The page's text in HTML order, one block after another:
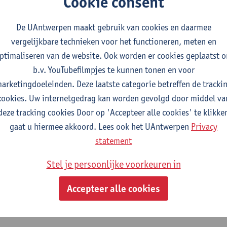
in anesthesie-reanimatie, deel 1
geneeskunde: anesthesie-reanimatie
in anesthesie-reanimatie, deel 1
geneeskunde: anesthesie-reanimatie
vermogen in anesthesie-
geneeskunde: anesthesie-reanimatie
vermogen in anesthesie-
De UAntwerpen maakt gebruik van cookies en daarmee
vergelijkbare technieken voor het functioneren, meten en
van de website. Ook worden er cookies geplaatst
b.v. YouTubefilmpjes te kunnen tonen en voor
Deze laatste categorie betreffen de
Uw internetgedrag kan worden gevolgd door middel
tracking cookies Door op 'Accepteer alle cookies' te
gaat u hiermee akkoord. Lees ook het UAntwerpen Privacy
statement
Stel je persoonlijke voorkeuren in
Accepteer alle cookies